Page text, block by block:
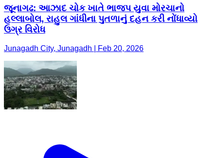
જૂનાગઢ: આઝાદ ચોક ખાતે ભાજપ યુવા મોરચાનો
હલ્લાબોલ, રાહુલ ગાંધીના પુતળાનું દહન કરી નોંધાવ્યો
ઉગ્ર વિરોધ
Junagadh City, Junagadh | Feb 20, 2026